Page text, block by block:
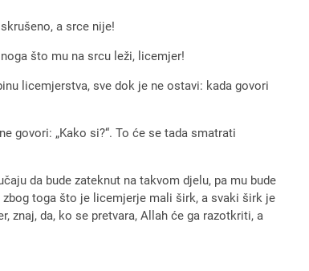
a srce nije!
što mu na srcu leži, licemjer!
licemjerstva, sve dok je ne ostavi: kada govori
govori: „Kako si?“. To će se tada smatrati
da bude zateknut na takvom djelu, pa mu bude
toga što je licemjerje mali širk, a svaki širk je
znaj, da, ko se pretvara, Allah će ga razotkriti, a